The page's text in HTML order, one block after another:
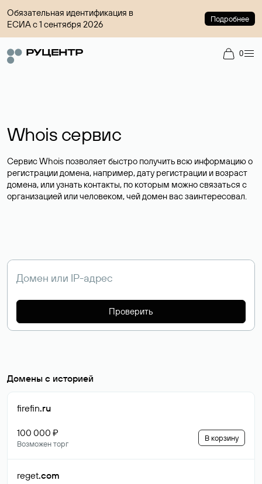
Обязательная идентификация в
ЕСИА с 1 сентября 2026
Подробнее
0
Whois сервис
Сервис Whois позволяет быстро получить всю информацию о
регистрации домена, например, дату регистрации и возраст
домена, или узнать контакты, по которым можно связаться с
организацией или человеком, чей домен вас заинтересовал.
Проверить
Домены с историей
firefin.ru
100 000 ₽
Возможен торг
В корзину
reget.com